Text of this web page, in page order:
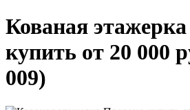
Кованая
купить от 20 000
009)